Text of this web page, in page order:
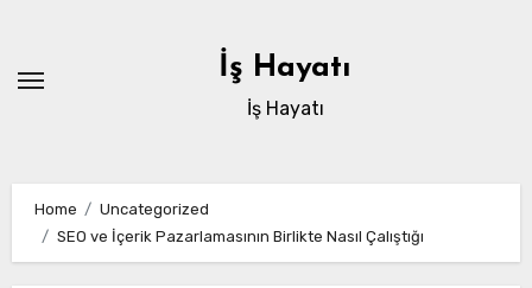
content
İş Hayatı
İş Hayatı
Home
Uncategorized
SEO ve İçerik Pazarlamasının Birlikte Nasıl Çalıştığı